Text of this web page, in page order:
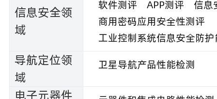
信息安全领
域
软件测评 APP测评
信息
商用密码应用安全性测评
工业控制系统信息安全防
导航定位领
域
卫星导航产品性能检测
电子元器件